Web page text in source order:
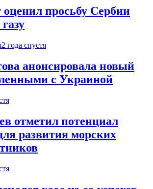
оценил просьбу Сербии
2 года спустя
анонсировала новый
с Украиной
отметил потенциал
развития морских